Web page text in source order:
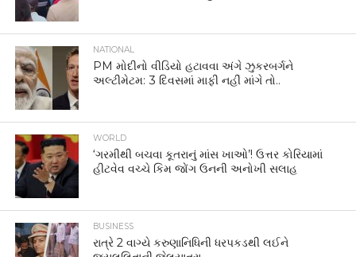
NATIONAL
PM મોદીનો વીડિયો હટાવવા અંગે ઝુકરબર્ગને
અલ્ટીમેટમ: 3 દિવસમાં માફી નહીં માંગે તો..
WORLD
‘ગરમીથી બચવા કૂતરાનું માંસ ખાઓ’! ઉત્તર કોરિયામાં
હીટવેવ વચ્ચે કિમ જોંગ ઉનની અનોખી સલાહ
BUSINESS
રાત્રે 2 વાગ્યે કરુણાનિધિની ધરપકડથી લઈને